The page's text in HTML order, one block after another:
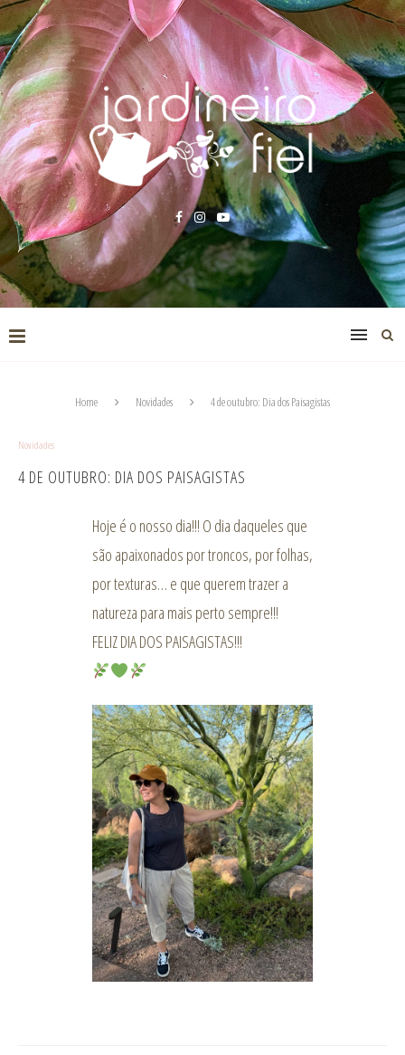
Home Novidades 4 de outubro: Dia dos Paisagistas
Novidades
4 DE OUTUBRO: DIA DOS PAISAGISTAS
Hoje é o nosso dia!!! O dia daqueles que
são apaixonados por troncos, por folhas,
por texturas… e que querem trazer a
natureza para mais perto sempre!!!
FELIZ DIA DOS PAISAGISTAS!!!